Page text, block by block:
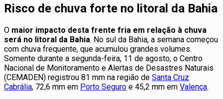
Risco de chuva forte no litoral da Bahia
O maior impacto desta frente fria em relação à chuva
será no litoral da Bahia. No sul da Bahia, a semana começou
com chuva frequente, que acumulou grandes volumes.
Somente durante a segunda-feira, 11 de agosto, o Centro
Nacional de Monitoramento e Alertas de Desastres Naturais
(CEMADEN) registrou 81 mm na região de Santa Cruz
Cabrália, 72,6 mm em Porto Seguro e 45,2 mm em Valença.